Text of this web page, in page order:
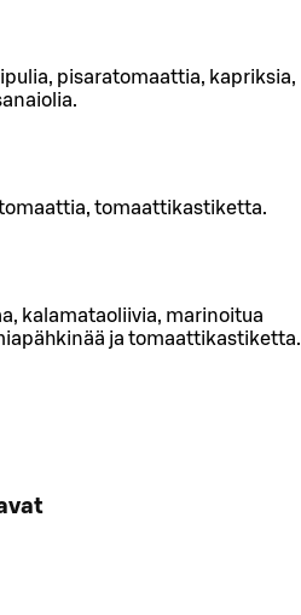
pisaratomaattia, kapriksia,
tomaattikastiketta.
kalamataoliivia, marinoitua
ja tomaattikastiketta.